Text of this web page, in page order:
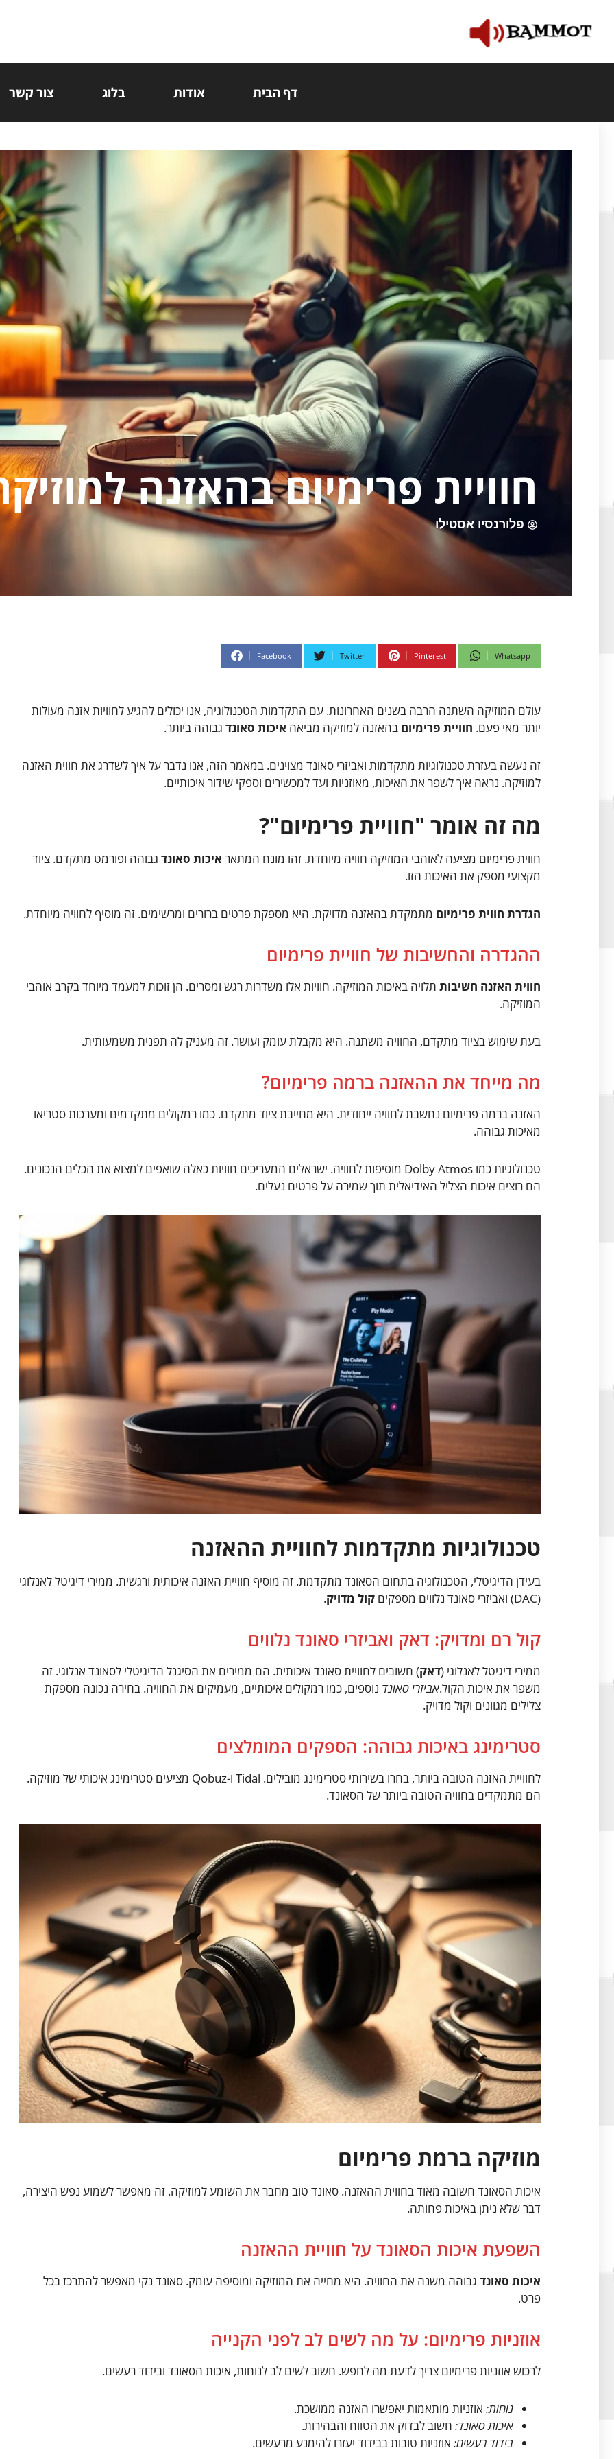
דף הבית אודות בלוג צור קשר
חוויית פרימיום בהאזנה
פלורנסיו אסטילו
Whatsapp
Pinterest
Twitter
Facebook
עולם המוזיקה השתנה הרבה בשנים האחרונות. עם התקדמות הטכנולוגיה, אנו יכולים להגיע לחוויות אזנה מעולות
יותר מאי פעם. חוויית פרימיום בהאזנה למוזיקה מביאה איכות סאונד גבוהה ביותר.
זה נעשה בעזרת טכנולוגיות מתקדמות ואביזרי סאונד מצוינים. במאמר הזה, אנו נדבר על איך לשדרג את חווית האזנה
למוזיקה. נראה איך לשפר את האיכות, מאוזניות ועד למכשירים וספקי שידור איכותיים.
מה זה אומר "חוויית פרימיום"?
חווית פרימיום מציעה לאוהבי המוזיקה חוויה מיוחדת. זהו מונח המתאר איכות סאונד גבוהה ופורמט מתקדם. ציוד
מקצועי מספק את האיכות הזו.
הגדרת חווית פרימיום מתמקדת בהאזנה מדויקת. היא מספקת פרטים ברורים ומרשימים. זה מוסיף לחוויה מיוחדת.
ההגדרה והחשיבות של חוויית פרימיום
חווית האזנה חשיבות תלויה באיכות המוזיקה. חוויות אלו משדרות רגש ומסרים. הן זוכות למעמד מיוחד בקרב אוהבי
המוזיקה.
בעת שימוש בציוד מתקדם, החוויה משתנה. היא מקבלת עומק ועושר. זה מעניק לה תפנית משמעותית.
מה מייחד את ההאזנה ברמה פרימיום?
האזנה ברמה פרימיום נחשבת לחוויה ייחודית. היא מחייבת ציוד מתקדם. כמו רמקולים מתקדמים ומערכות סטריאו
מאיכות גבוהה.
טכנולוגיות כמו Dolby Atmos מוסיפות לחוויה. ישראלים המעריכים חוויות כאלה שואפים למצוא את הכלים הנכונים.
הם רוצים איכות הצליל האידיאלית תוך שמירה על פרטים נעלים.
טכנולוגיות מתקדמות לחוויית ההאזנה
בעידן הדיגיטלי, הטכנולוגיה בתחום הסאונד מתקדמת. זה מוסיף חוויית האזנה איכותית ורגשית. ממירי דיגיטל לאנלוגי
(DAC) ואביזרי סאונד נלווים מספקים
קול מדויק.
קול רם ומדויק: דאק ואביזרי סאונד נלווים
ממירי דיגיטל לאנלוגי (דאק) חשובים לחוויית סאונד איכותית. הם ממירים את הסיגנל הדיגיטלי לסאונד אנלוגי. זה
משפר את איכות הקול.אביזרי סאונד נוספים, כמו רמקולים איכותיים, מעמיקים את החוויה. בחירה נכונה מספקת
צלילים מגוונים וקול מדויק.
סטרימינג באיכות גבוהה: הספקים המומלצים
לחוויית האזנה הטובה ביותר, בחרו בשירותי סטרימינג מובילים. Tidal ו-Qobuz מציעים סטרימינג איכותי של מוזיקה.
הם מתמקדים בחוויה הטובה ביותר של הסאונד.
מוזיקה ברמת פרימיום
איכות הסאונד חשובה מאוד בחווית ההאזנה. סאונד טוב מחבר את השומע למוזיקה. זה מאפשר לשמוע נפש היצירה,
דבר שלא ניתן באיכות פחותה.
השפעת איכות הסאונד על חוויית ההאזנה
איכות סאונד גבוהה משנה את החוויה. היא מחייה את המוזיקה ומוסיפה עומק. סאונד נקי מאפשר להתרכז בכל
פרט.
אוזניות פרימיום: על מה לשים לב לפני הקנייה
לרכוש אוזניות פרימיום צריך לדעת מה לחפש. חשוב לשים לב לנוחות, איכות הסאונד ובידוד רעשים.
נוחות: אוזניות מותאמות יאפשרו האזנה ממושכת.
איכות סאונד: חשוב לבדוק את הטווח והבהירות.
בידוד רעשים: אוזניות טובות בבידוד יעזרו להימנע מרעשים.